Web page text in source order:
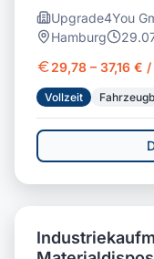
Upgrade4You
Hamburg
29,78 – 37,16 €
Vollzeit